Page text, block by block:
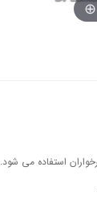
استفاده می شود.